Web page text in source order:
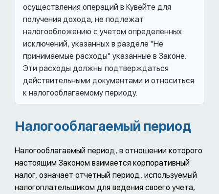
осуществления операций в Кувейте для
получения дохода, не подлежат
налогообложению с учетом определенных
исключений, указанных в разделе "Не
принимаемые расходы" указанные в Законе.
Эти расходы должны подтверждаться
действительными документами и относиться
к налогооблагаемому периоду.
Налогооблагаемый период
Налогооблагаемый период, в отношении которого
настоящим Законом взимается корпоративный
налог, означает отчетный период, используемый
налогоплательщиком для ведения своего учета,